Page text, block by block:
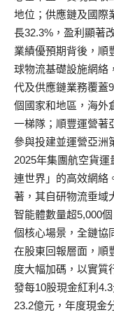
地位； 供應鏈及國際
長32.3%，盈利顯著
業績優預期背後， 順
球物流基礎設施網絡，
代及供應鏈業務覆蓋
個國家和地區， 海外
一梯隊； 順豐運營著
參與投建並運營亞
2025年集團航空貨運
連世界」的高效網絡
著， 其自研物流垂域
智能體數量超5,000
個核心場景，全鏈協
在股東回報層面，順
度大幅加碼，以實質
發每10股現金紅利4.3
23.2億元， 年度現金